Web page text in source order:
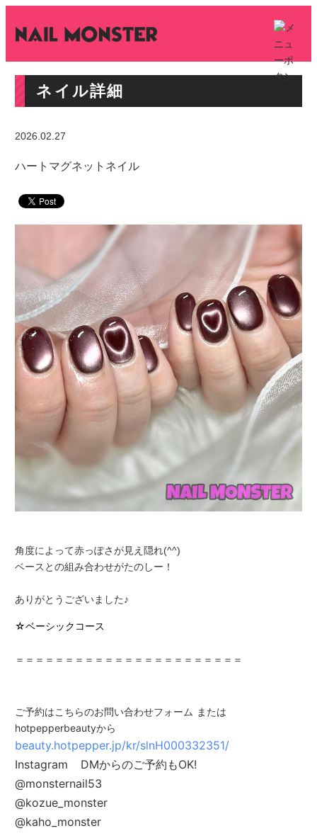
ネイル詳細
2026.02.27
ハートマグネットネイル
角度によって赤っぽさが見え隠れ(^^)
ベースとの組み合わせがたのしー！
ありがとうございました♪
☆ベーシックコース
＝＝＝＝＝＝＝＝＝＝＝＝＝＝＝＝＝＝＝＝＝＝＝
ご予約はこちらのお問い合わせフォーム または
hotpepperbeautyから
beauty.hotpepper.jp/kr/slnH000332351/
Instagram DMからのご予約もOK!
@monsternail53
@kozue_monster
@kaho_monster